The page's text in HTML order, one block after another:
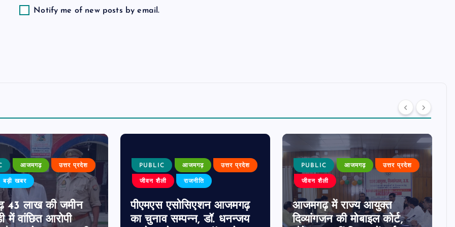
Notify me of new posts by email.
आजमगढ़ उत्तर प्रदेश
बड़ी खबर
43 लाख की जमीन
में वांछित आरोपी
PUBLIC आजमगढ़ उत्तर प्रदेश
जीवन शैली राजनीति
पीएमएस एसोसिएशन आजमगढ़
का चुनाव सम्पन्न, डॉ. धनन्जय
PUBLIC आजमगढ़ उत्तर प्रदेश
जीवन शैली
आजमगढ़ में राज्य आयुक्त
दिव्यांगजन की मोबाइल कोर्ट,